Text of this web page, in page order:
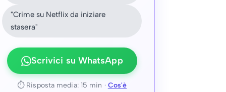
"Crime su Netflix da iniziare
stasera"
Scrivici su WhatsApp
⏱ Risposta media: 15 min · Cos'è